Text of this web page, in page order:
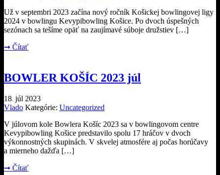
Už v septembri 2023 začína nový ročník Košickej bowlingovej ligy
2024 v bowlingu Kevypibowling Košice. Po dvoch úspešných
sezónach sa tešíme opäť na zaujímavé súboje družstiev […]
➞ Čítať
BOWLER KOŠÍC 2023 júl
18 júl 2023
Vlado Kategórie: Uncategorized
V júlovom kole Bowlera Košíc 2023 sa v bowlingovom centre
Kevypibowling Košice predstavilo spolu 17 hráčov v dvoch
výkonnostných skupinách. V skvelej atmosfére aj počas horúčavy
a mierneho dažďa […]
➞ Čítať